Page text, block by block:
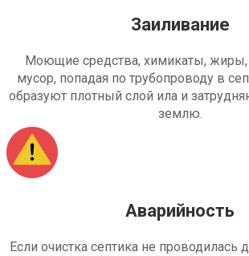
Заиливание
Моющие средства, химикаты, жиры,
мусор, попадая по трубопроводу в
образуют плотный слой ила и
землю.
Аварийность
Если очистка септика не проводилась